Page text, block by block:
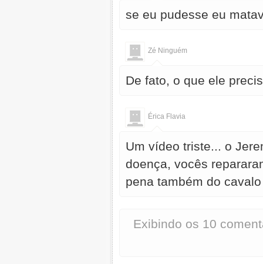
se eu pudesse eu
Zé Ninguém
De fato, o que ele
Érica Flavia
Um vídeo triste... o
doença, vocês
pena também do
Exibindo os 10